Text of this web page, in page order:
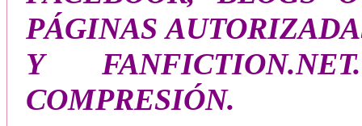
PÁGINAS
Y
COMPRESIÓN.